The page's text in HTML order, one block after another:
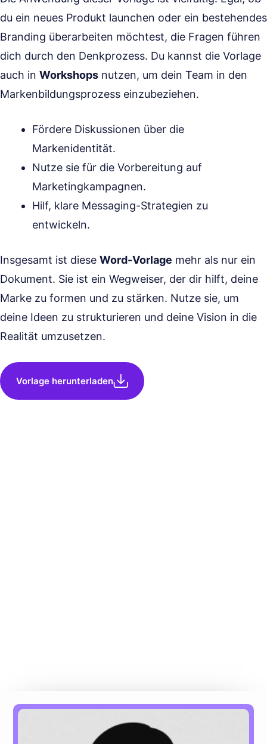
du ein neues Produkt launchen oder ein bestehendes
Branding überarbeiten möchtest, die Fragen führen
dich durch den Denkprozess. Du kannst die Vorlage
auch in Workshops nutzen, um dein Team in den
Markenbildungsprozess einzubeziehen.
Fördere Diskussionen über die
Markenidentität.
Nutze sie für die Vorbereitung auf
Marketingkampagnen.
Hilf, klare Messaging-Strategien zu
entwickeln.
Insgesamt ist diese Word-Vorlage mehr als nur ein
Dokument. Sie ist ein Wegweiser, der dir hilft, deine
Marke zu formen und zu stärken. Nutze sie, um
deine Ideen zu strukturieren und deine Vision in die
Realität umzusetzen.
Vorlage herunterladen